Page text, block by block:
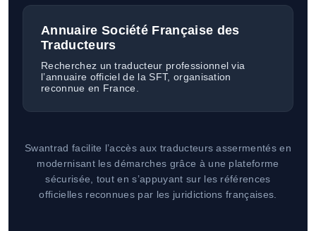
Annuaire Société Française des
Traducteurs
Recherchez un traducteur professionnel via
l’annuaire officiel de la SFT, organisation
reconnue en France.
Swantrad facilite l’accès aux traducteurs assermentés en
modernisant les démarches grâce à une plateforme
sécurisée, tout en s’appuyant sur les références
officielles reconnues par les juridictions françaises.